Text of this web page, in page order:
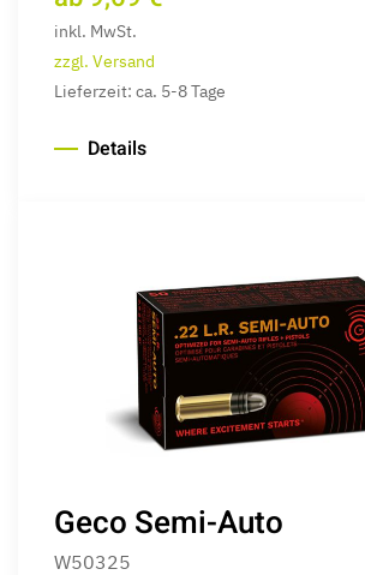
inkl. MwSt.
zzgl. Versand
Lieferzeit: ca. 5-8 Tage
Details
Geco Semi-Auto
W50325